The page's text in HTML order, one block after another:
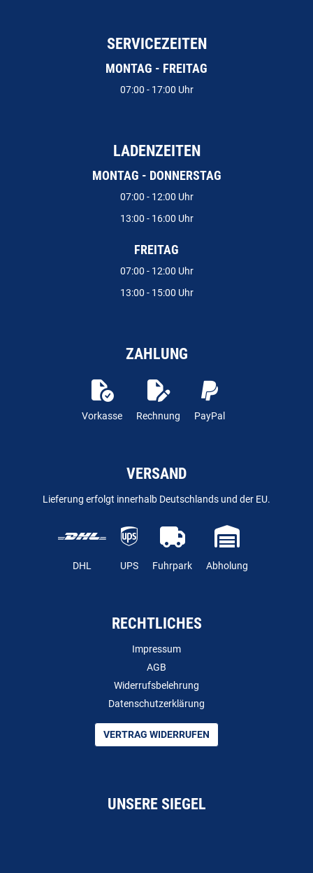
SERVICEZEITEN
MONTAG - FREITAG
07:00 - 17:00 Uhr
LADENZEITEN
MONTAG - DONNERSTAG
07:00 - 12:00 Uhr
13:00 - 16:00 Uhr
FREITAG
07:00 - 12:00 Uhr
13:00 - 15:00 Uhr
ZAHLUNG
Vorkasse Rechnung PayPal
VERSAND
Lieferung erfolgt innerhalb Deutschlands und der EU.
DHL UPS Fuhrpark Abholung
RECHTLICHES
Impressum
AGB
Widerrufsbelehrung
Datenschutzerklärung
VERTRAG WIDERRUFEN
UNSERE SIEGEL